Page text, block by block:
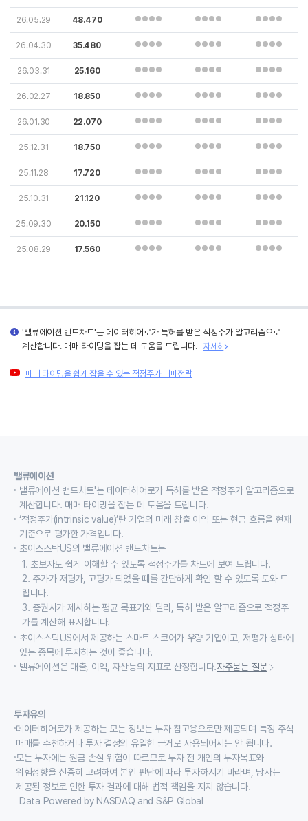
26.05.29 48.470
26.04.30 35.480
26.03.31 25.160
26.02.27 18.850
26.01.30 22.070
25.12.31 18.750
25.11.28 17.720
25.10.31 21.120
25.09.30 20.150
25.08.29 17.560
'밸류에이션 밴드차트'는 데이터히어로가 특허를 받은 적정주가 알고리즘으로
계산합니다. 매매 타이밍을 잡는 데 도움을 드립니다.
자세히
매매 타이밍을 쉽게 잡을 수 있는 적정주가 매매전략
밸류에이션
밸류에이션 밴드차트'는 데이터히어로가 특허를 받은 적정주가 알고리즘으로
계산합니다. 매매 타이밍을 잡는 데 도움을 드립니다.
‘적정주가(intrinsic value)’란 기업의 미래 창출 이익 또는 현금 흐름을 현재
기준으로 평가한 가격입니다.
초이스스탁US의 밸류에이션 밴드차트는
1. 초보자도 쉽게 이해할 수 있도록 적정주가를 차트에 보여 드립니다.
2. 주가가 저평가, 고평가 되었을 때를 간단하게 확인 할 수 있도록 도와 드
립니다.
3. 증권사가 제시하는 평균 목표가와 달리, 특허 받은 알고리즘으로 적정주
가를 계산해 표시합니다.
초이스스탁US에서 제공하는 스마트 스코어가 우량 기업이고, 저평가 상태에
있는 종목에 투자하는 것이 좋습니다.
밸류에이션은 매출, 이익, 자산등의 지표로 산정합니다.자주묻는 질문
투자유의
데이터히어로가 제공하는 모든 정보는 투자 참고용으로만 제공되며 특정 주식
매매를 추천하거나 투자 결정의 유일한 근거로 사용되어서는 안 됩니다.
모든 투자에는 원금 손실 위험이 따르므로 투자 전 개인의 투자목표와
위험성향을 신중히 고려하여 본인 판단에 따라 투자하시기 바라며, 당사는
제공된 정보로 인한 투자 결과에 대해 법적 책임을 지지 않습니다.
Data Powered by NASDAQ and S&P Global